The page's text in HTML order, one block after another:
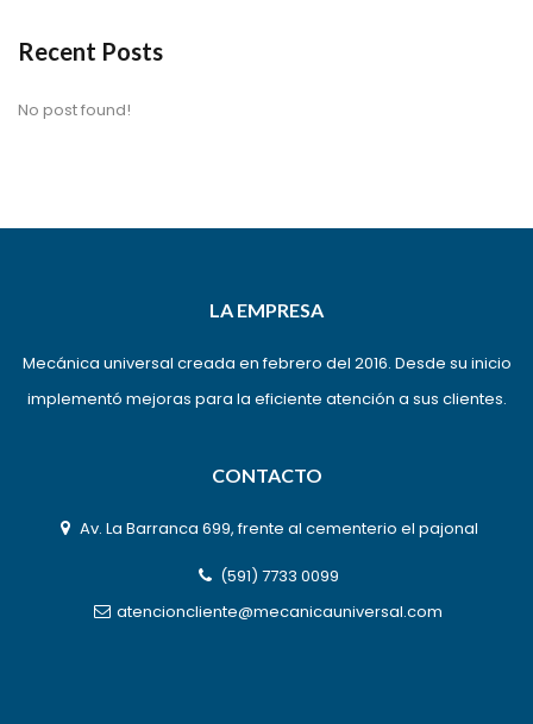
Recent Posts
No post found!
LA EMPRESA
Mecánica universal creada en febrero del 2016. Desde su inicio
implementó mejoras para la eficiente atención a sus clientes.
CONTACTO
Av. La Barranca 699, frente al cementerio el pajonal
(591) 7733 0099
atencioncliente@mecanicauniversal.com